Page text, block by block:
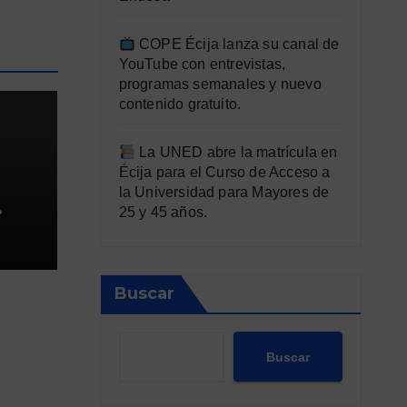
COPE Écija lanza su canal de
YouTube con entrevistas,
programas semanales y nuevo
contenido gratuito.
La UNED abre la matrícula en
Écija para el Curso de Acceso a
la Universidad para Mayores de
25 y 45 años.
Buscar
Buscar